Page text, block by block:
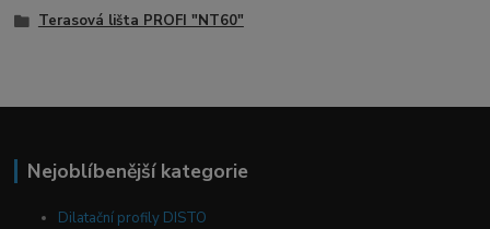
Terasová lišta PROFI "NT60"
Nejoblíbenější kategorie
Dilatační profily DISTO